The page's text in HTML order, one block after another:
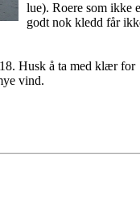
lue). Roere som ikke
godt nok kledd får
Husk å ta med klær for
vind.